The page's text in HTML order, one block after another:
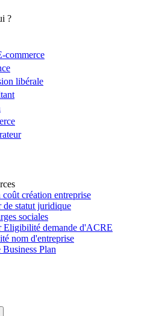
?
commerce
libérale
création entreprise
de statut juridique
sociales
Eligibilité demande d'ACRE
nom d'entreprise
Plan